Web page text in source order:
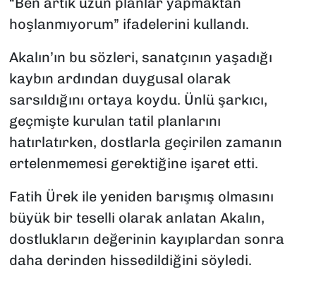
hoşlanmıyorum” ifadelerini kullandı.
Akalın’ın bu sözleri, sanatçının yaşadığı
kaybın ardından duygusal olarak
sarsıldığını ortaya koydu. Ünlü şarkıcı,
geçmişte kurulan tatil planlarını
hatırlatırken, dostlarla geçirilen zamanın
ertelenmemesi gerektiğine işaret etti.
Fatih Ürek ile yeniden barışmış olmasını
büyük bir teselli olarak anlatan Akalın,
dostlukların değerinin kayıplardan sonra
daha derinden hissedildiğini söyledi.